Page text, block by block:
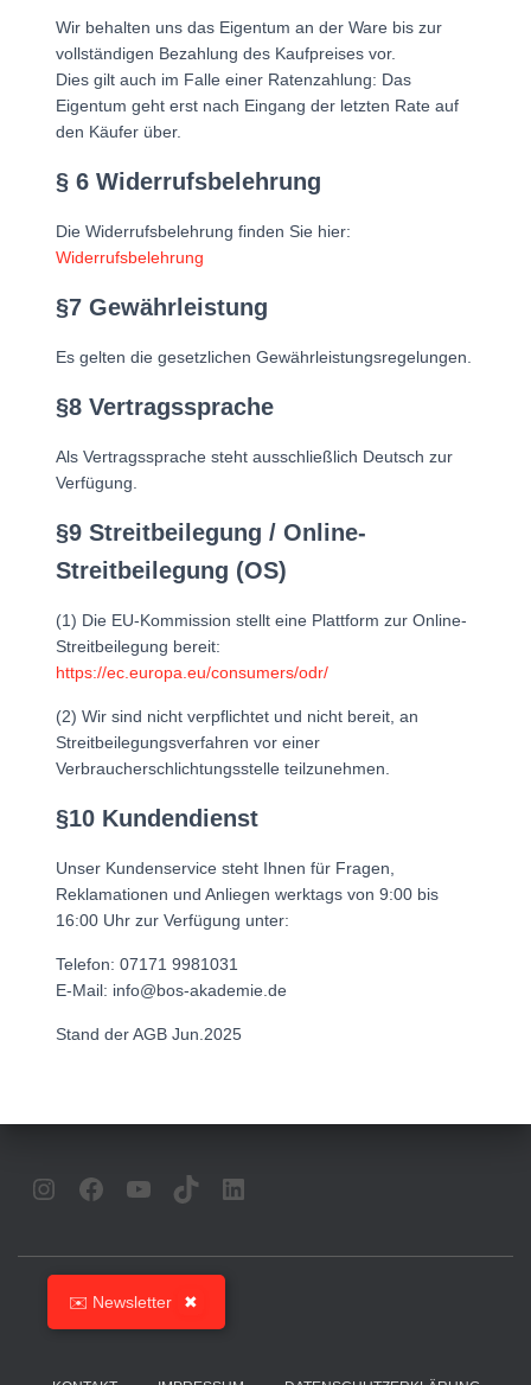
Wir behalten uns das Eigentum an der Ware bis zur
vollständigen Bezahlung des Kaufpreises vor.
Dies gilt auch im Falle einer Ratenzahlung: Das
Eigentum geht erst nach Eingang der letzten Rate auf
den Käufer über.
§ 6 Widerrufsbelehrung
Die Widerrufsbelehrung finden Sie hier:
Widerrufsbelehrung
§7 Gewährleistung
Es gelten die gesetzlichen Gewährleistungsregelungen.
§8 Vertragssprache
Als Vertragssprache steht ausschließlich Deutsch zur
Verfügung.
§9 Streitbeilegung / Online-
Streitbeilegung (OS)
(1) Die EU-Kommission stellt eine Plattform zur Online-
Streitbeilegung bereit:
https://ec.europa.eu/consumers/odr/
(2) Wir sind nicht verpflichtet und nicht bereit, an
Streitbeilegungsverfahren vor einer
Verbraucherschlichtungsstelle teilzunehmen.
§10 Kundendienst
Unser Kundenservice steht Ihnen für Fragen,
Reklamationen und Anliegen werktags von 9:00 bis
16:00 Uhr zur Verfügung unter:
Telefon: 07171 9981031
E-Mail: info@bos-akademie.de
Stand der AGB Jun.2025
✉️ Newsletter ✖